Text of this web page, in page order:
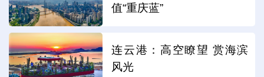
值“重庆蓝”
连云港：高空瞭望 赏海滨
风光